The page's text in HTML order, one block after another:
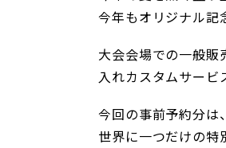
今年もオリジナル記
大会会場での一般販
入れカスタムサービ
今回の事前予約分は
世界に一つだけの特